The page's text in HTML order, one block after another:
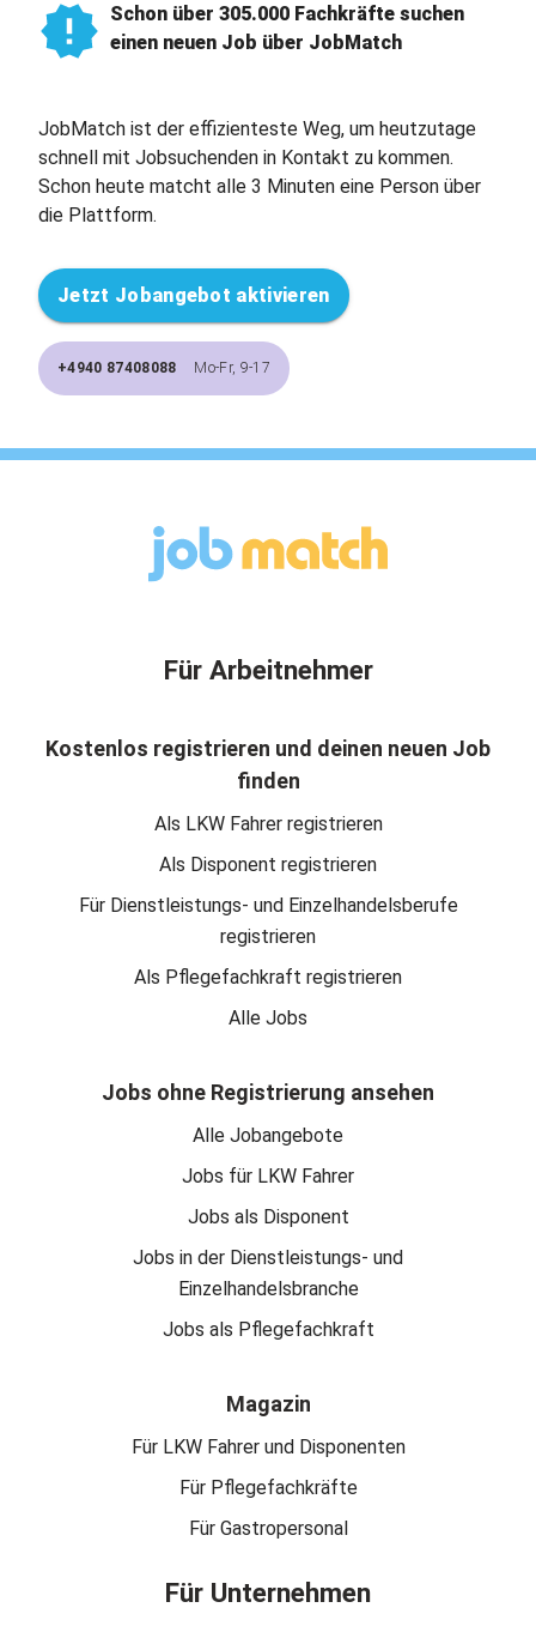
Schon über 305.000 Fachkräfte suchen
einen neuen Job über JobMatch
JobMatch ist der effizienteste Weg, um heutzutage
schnell mit Jobsuchenden in Kontakt zu kommen.
Schon heute matcht alle 3 Minuten eine Person über
die Plattform.
Jetzt Jobangebot aktivieren
+4940 87408088 Mo-Fr, 9-17
Für Arbeitnehmer
Kostenlos registrieren und deinen neuen Job
finden
Als LKW Fahrer registrieren
Als Disponent registrieren
Für Dienstleistungs- und Einzelhandelsberufe
registrieren
Als Pflegefachkraft registrieren
Alle Jobs
Jobs ohne Registrierung ansehen
Alle Jobangebote
Jobs für LKW Fahrer
Jobs als Disponent
Jobs in der Dienstleistungs- und
Einzelhandelsbranche
Jobs als Pflegefachkraft
Magazin
Für LKW Fahrer und Disponenten
Für Pflegefachkräfte
Für Gastropersonal
Für Unternehmen